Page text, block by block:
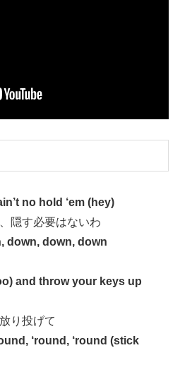
no hold ‘em (hey)
隠す必要はないわ
down, down, down
and throw your keys up
り投げて
‘round, ‘round (stick